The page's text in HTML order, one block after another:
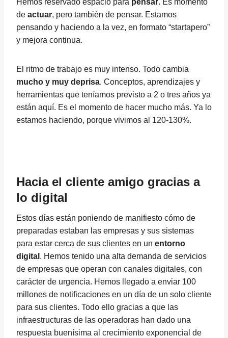
Hemos reservado espacio para pensar. Es momento
de actuar, pero también de pensar. Estamos
pensando y haciendo a la vez, en formato “startapero”
y mejora continua.
El ritmo de trabajo es muy intenso. Todo cambia
mucho y muy deprisa. Conceptos, aprendizajes y
herramientas que teníamos previsto a 2 o tres años ya
están aquí. Es el momento de hacer mucho más. Ya lo
estamos haciendo, porque vivimos al 120-130%.
Hacia el cliente amigo gracias a
lo digital
Estos días están poniendo de manifiesto cómo de
preparadas estaban las empresas y sus sistemas
para estar cerca de sus clientes en un entorno
digital . Hemos tenido una alta demanda de servicios
de empresas que operan con canales digitales, con
carácter de urgencia. Hemos llegado a enviar 100
millones de notificaciones en un día de un solo cliente
para sus clientes. Todo ello gracias a que las
infraestructuras de las operadoras han dado una
respuesta buenísima al crecimiento exponencial de